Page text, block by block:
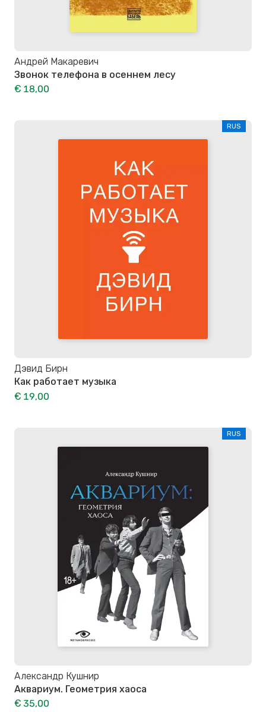
Андрей Макаревич
Звонок телефона в осеннем лесу
€ 18,00
RUS
Дэвид Бирн
Как работает музыка
€ 19,00
RUS
Александр Кушнир
Аквариум. Геометрия хаоса
€ 35,00